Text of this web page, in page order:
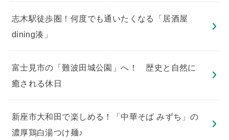
志木駅徒歩圏！何度でも通いたくなる「居酒屋
dining湊」
​富士見市の「難波田城公園」へ！ 歴史と自然に
癒される休日
新座市大和田で楽しめる！「中華そば みずち」の
濃厚鶏白湯つけ麺♪